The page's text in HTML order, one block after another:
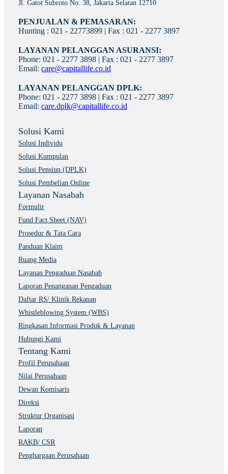
Jl. Gatot Subroto No. 38, Jakarta Selatan 12710
PENJUALAN & PEMASARAN:
Hunting : 021 - 22773899 | Fax : 021 - 2277 3897
LAYANAN PELANGGAN ASURANSI:
Phone: 021 - 2277 3898 | Fax : 021 - 2277 3897
Email:care@capitallife.co.id
LAYANAN PELANGGAN DPLK:
Phone: 021 - 2277 3898 | Fax : 021 - 2277 3897
Email:care.dplk@capitallife.co.id
Solusi Kami
Solusi Individu
Solusi Kumpulan
Solusi Pensiun (DPLK)
Solusi Pembelian Online
Layanan Nasabah
Formulir
Fund Fact Sheet (NAV)
Prosedur & Tata Cara
Panduan Klaim
Ruang Media
Layanan Pengaduan Nasabah
Laporan Penanganan Pengaduan
Daftar RS/ Klinik Rekanan
Whistleblowing System (WBS)
Ringkasan Informasi Produk & Layanan
Hubungi Kami
Tentang Kami
Profil Perusahaan
Nilai Perusahaan
Dewan Komisaris
Direksi
Struktur Organisasi
Laporan
RAKB/ CSR
Penghargaan Perusahaan